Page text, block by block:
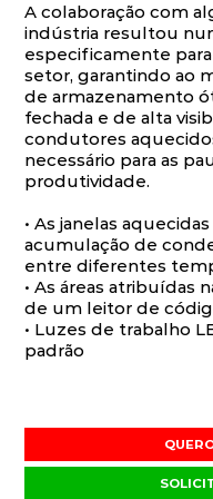
A colaboração com
indústria resultou
especificamente
setor, garantindo ao
de armazenamento
fechada e de alta
condutores
necessário para as
produtividade.
• As janelas
acumulação de
entre diferentes
• As áreas atribuídas
de um leitor de
• Luzes de trabalho
padrão